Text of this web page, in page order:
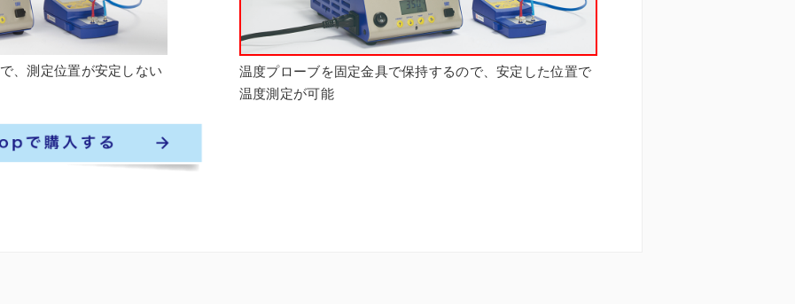
、測定位置が安定しない
温度プローブを固定金具で保持するので、安定した位置で
温度測定が可能